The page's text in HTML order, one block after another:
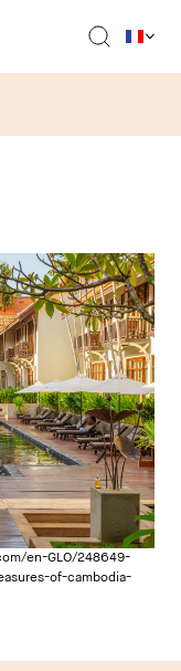
en-GLO/248649-
of-cambodia-